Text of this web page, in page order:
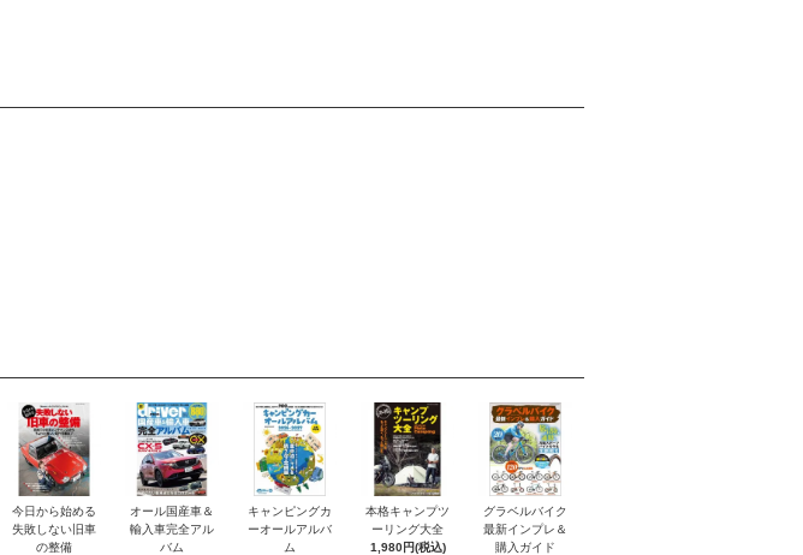
今日から始める
失敗しない旧車
の整備
オール国産車＆
輸入車完全アル
バム
キャンピングカ
ーオールアルバ
ム
本格キャンプツ
ーリング大全
1,980円(税込)
グラベルバイク
最新インプレ＆
購入ガイド